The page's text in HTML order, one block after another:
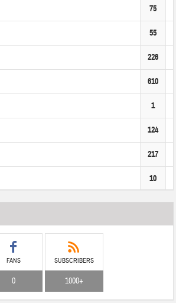
75
55
226
610
1
124
217
10
FANS
0
SUBSCRIBERS
1000+